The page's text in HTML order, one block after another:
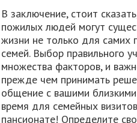
В заключение, стоит
пожилых людей могут
жизни не только для
семей. Выбор правильного
множества факторов, и
прежде чем принимать
общение с вашими
время для семейных
пансионате! Определите